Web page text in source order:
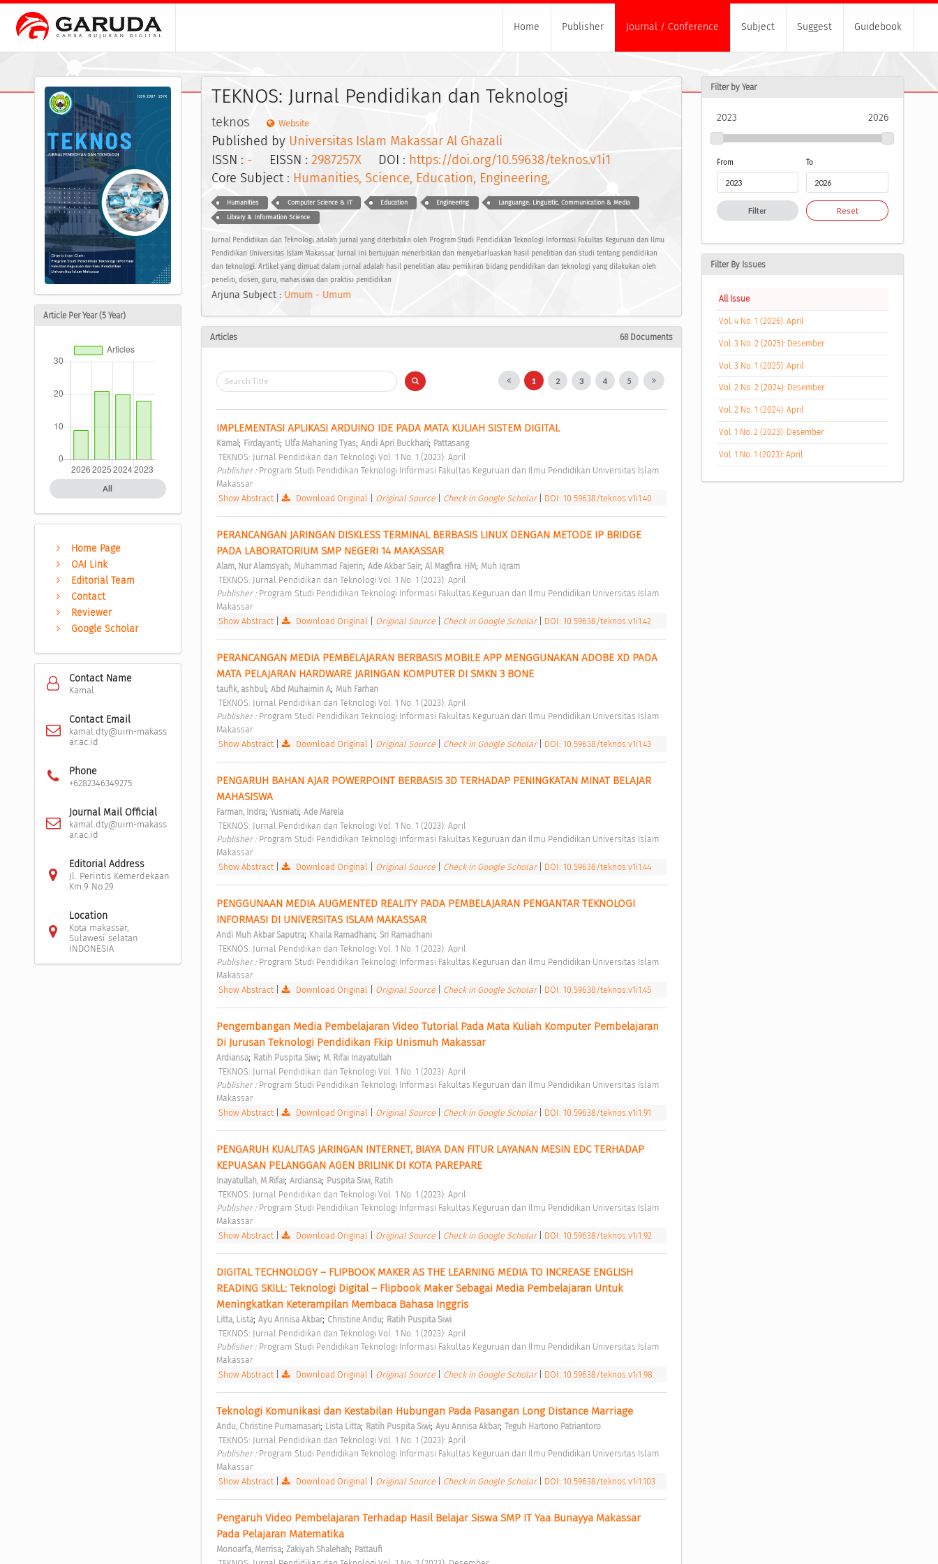
Home Publisher Journal / Conference Subject Suggest Guidebook
Article Per Year (5 Year)
All
Home Page
OAI Link
Editorial Team
Contact
Reviewer
Google Scholar
Contact Name
Kamal
Contact Email
kamal.dty@uim-makass
ar.ac.id
Phone
+6282346349275
Journal Mail Official
kamal.dty@uim-makass
ar.ac.id
Editorial Address
Jl. Perintis Kemerdekaan
Km.9 No.29
Location
Kota makassar,
Sulawesi selatan
INDONESIA
TEKNOS: Jurnal Pendidikan dan Teknologi
teknos Website
Published by Universitas Islam Makassar Al Ghazali
ISSN : -EISSN : 2987257XDOI : https://doi.org/10.59638/teknos.v1i1
Core Subject : Humanities, Science, Education, Engineering,
Humanities Computer Science & IT Education Engineering Languange, Linguistic, Communication & Media
Library & Information Science
Jurnal Pendidikan dan Teknologi adalah jurnal yang diterbitakn oleh Program Studi Pendidikan Teknologi Informasi Fakultas Keguruan dan Ilmu
Pendidikan Universitas Islam Makassar. Jurnal ini bertujuan menerbitkan dan menyebarluaskan hasil penelitian dan studi tentang pendidikan
dan teknologi. Artikel yang dimuat dalam jurnal adalah hasil penelitian atau pemikiran bidang pendidikan dan teknologi yang dilakukan oleh
peneliti, dosen, guru, mahasiswa dan praktisi pendidikan
Arjuna Subject : Umum - Umum
Articles 68 Documents
1 2 3 4 5
IMPLEMENTASI APLIKASI ARDUINO IDE PADA MATA KULIAH SISTEM DIGITAL
Kamal; Firdayanti; Ulfa Mahaning Tyas; Andi Apri Buckhari; Pattasang
TEKNOS: Jurnal Pendidikan dan Teknologi Vol. 1 No. 1 (2023): April
Publisher : Program Studi Pendidikan Teknologi Informasi Fakultas Keguruan dan Ilmu Pendidikan Universitas Islam
Makassar
Show Abstract| Download Original Original Source Check in Google Scholar DOI: 10.59638/teknos.v1i1.40
PERANCANGAN JARINGAN DISKLESS TERMINAL BERBASIS LINUX DENGAN METODE IP BRIDGE
PADA LABORATORIUM SMP NEGERI 14 MAKASSAR
Alam, Nur Alamsyah; Muhammad Fajerin; Ade Akbar Sair; Al Magfira. HM; Muh Iqram
TEKNOS: Jurnal Pendidikan dan Teknologi Vol. 1 No. 1 (2023): April
Publisher : Program Studi Pendidikan Teknologi Informasi Fakultas Keguruan dan Ilmu Pendidikan Universitas Islam
Makassar
Show Abstract| Download Original Original Source Check in Google Scholar DOI: 10.59638/teknos.v1i1.42
PERANCANGAN MEDIA PEMBELAJARAN BERBASIS MOBILE APP MENGGUNAKAN ADOBE XD PADA
MATA PELAJARAN HARDWARE JARINGAN KOMPUTER DI SMKN 3 BONE
taufik, ashbul; Abd Muhaimin A; Muh Farhan
TEKNOS: Jurnal Pendidikan dan Teknologi Vol. 1 No. 1 (2023): April
Publisher : Program Studi Pendidikan Teknologi Informasi Fakultas Keguruan dan Ilmu Pendidikan Universitas Islam
Makassar
Show Abstract| Download Original Original Source Check in Google Scholar DOI: 10.59638/teknos.v1i1.43
PENGARUH BAHAN AJAR POWERPOINT BERBASIS 3D TERHADAP PENINGKATAN MINAT BELAJAR
MAHASISWA
Farman, Indra; Yusniati; Ade Marela
TEKNOS: Jurnal Pendidikan dan Teknologi Vol. 1 No. 1 (2023): April
Publisher : Program Studi Pendidikan Teknologi Informasi Fakultas Keguruan dan Ilmu Pendidikan Universitas Islam
Makassar
Show Abstract| Download Original Original Source Check in Google Scholar DOI: 10.59638/teknos.v1i1.44
PENGGUNAAN MEDIA AUGMENTED REALITY PADA PEMBELAJARAN PENGANTAR TEKNOLOGI
INFORMASI DI UNIVERSITAS ISLAM MAKASSAR
Andi Muh Akbar Saputra; Khaila Ramadhani; Sri Ramadhani
TEKNOS: Jurnal Pendidikan dan Teknologi Vol. 1 No. 1 (2023): April
Publisher : Program Studi Pendidikan Teknologi Informasi Fakultas Keguruan dan Ilmu Pendidikan Universitas Islam
Makassar
Show Abstract| Download Original Original Source Check in Google Scholar DOI: 10.59638/teknos.v1i1.45
Pengembangan Media Pembelajaran Video Tutorial Pada Mata Kuliah Komputer Pembelajaran
Di Jurusan Teknologi Pendidikan Fkip Unismuh Makassar
Ardiansa; Ratih Puspita Siwi; M. Rifai Inayatullah
TEKNOS: Jurnal Pendidikan dan Teknologi Vol. 1 No. 1 (2023): April
Publisher : Program Studi Pendidikan Teknologi Informasi Fakultas Keguruan dan Ilmu Pendidikan Universitas Islam
Makassar
Show Abstract| Download Original Original Source Check in Google Scholar DOI: 10.59638/teknos.v1i1.91
PENGARUH KUALITAS JARINGAN INTERNET, BIAYA DAN FITUR LAYANAN MESIN EDC TERHADAP
KEPUASAN PELANGGAN AGEN BRILINK DI KOTA PAREPARE
Inayatullah, M Rifai; Ardiansa; Puspita Siwi, Ratih
TEKNOS: Jurnal Pendidikan dan Teknologi Vol. 1 No. 1 (2023): April
Publisher : Program Studi Pendidikan Teknologi Informasi Fakultas Keguruan dan Ilmu Pendidikan Universitas Islam
Makassar
Show Abstract| Download Original Original Source Check in Google Scholar DOI: 10.59638/teknos.v1i1.92
DIGITAL TECHNOLOGY – FLIPBOOK MAKER AS THE LEARNING MEDIA TO INCREASE ENGLISH
READING SKILL: Teknologi Digital – Flipbook Maker Sebagai Media Pembelajaran Untuk
Meningkatkan Keterampilan Membaca Bahasa Inggris
Litta, Lista; Ayu Annisa Akbar; Christine Andu; Ratih Puspita Siwi
TEKNOS: Jurnal Pendidikan dan Teknologi Vol. 1 No. 1 (2023): April
Publisher : Program Studi Pendidikan Teknologi Informasi Fakultas Keguruan dan Ilmu Pendidikan Universitas Islam
Makassar
Show Abstract| Download Original Original Source Check in Google Scholar DOI: 10.59638/teknos.v1i1.98
Teknologi Komunikasi dan Kestabilan Hubungan Pada Pasangan Long Distance Marriage
Andu, Christine Purnamasari; Lista Litta; Ratih Puspita Siwi; Ayu Annisa Akbar; Teguh Hartono Patriantoro
TEKNOS: Jurnal Pendidikan dan Teknologi Vol. 1 No. 1 (2023): April
Publisher : Program Studi Pendidikan Teknologi Informasi Fakultas Keguruan dan Ilmu Pendidikan Universitas Islam
Makassar
Show Abstract| Download Original Original Source Check in Google Scholar DOI: 10.59638/teknos.v1i1.103
Pengaruh Video Pembelajaran Terhadap Hasil Belajar Siswa SMP IT Yaa Bunayya Makassar
Pada Pelajaran Matematika
Monoarfa, Merrisa; Zakiyah Shalehah; Pattaufi
Filter by Year
2023 2026
From To
Filter Reset
Filter By Issues
All Issue
Vol. 4 No. 1 (2026): April
Vol. 3 No. 2 (2025): Desember
Vol. 3 No. 1 (2025): April
Vol. 2 No. 2 (2024): Desember
Vol. 2 No. 1 (2024): April
Vol. 1 No. 2 (2023): Desember
Vol. 1 No. 1 (2023): April